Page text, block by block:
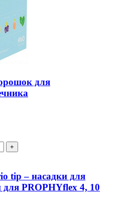
для
+
tip – насадки для
для PROPHYflex 4, 10